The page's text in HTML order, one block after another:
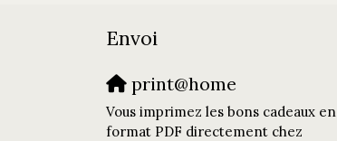
Envoi
print@home
Vous imprimez les bons cadeaux en
format PDF directement chez